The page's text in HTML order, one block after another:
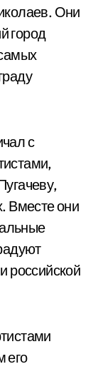
Они
город
с
Вместе они
российской
его